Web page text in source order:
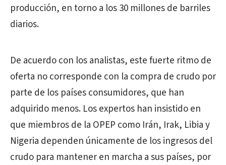
producción, en torno a los 30 millones de barriles
diarios.
De acuerdo con los analistas, este fuerte ritmo de
oferta no corresponde con la compra de crudo por
parte de los países consumidores, que han
adquirido menos. Los expertos han insistido en
que miembros de la OPEP como Irán, Irak, Libia y
Nigeria dependen únicamente de los ingresos del
crudo para mantener en marcha a sus países, por